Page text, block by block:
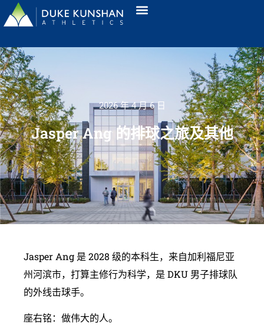
2026 年 4 月 6 日
Jasper Ang 的排球之旅及其他
Jasper Ang 是 2028 级的本科生，来自加利福尼亚
州河滨市，打算主修行为科学，是 DKU 男子排球队
的外线击球手。
座右铭：做伟大的人。